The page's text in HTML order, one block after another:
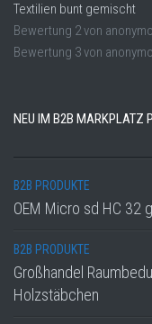
Textilien bunt gemischt
Bewertung 2von
Bewertung 3von
NEU IM B2B MARKPLATZ
B2B PRODUKTE
OEM Micro sd HC 32
B2B PRODUKTE
Großhandel
Holzstäbchen